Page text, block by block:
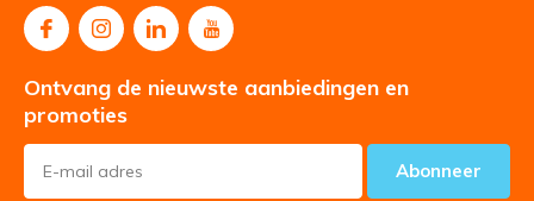
Ontvang de nieuwste aanbiedingen en
promoties
Abonneer